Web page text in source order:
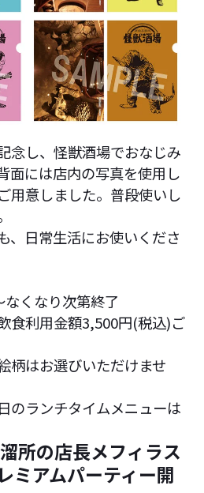
念し、怪獣酒場でおなじみ
面には店内の写真を使用し
用意しました。普段使いし
、日常生活にお使いくださ
くなり次第終了
食利用金額3,500円(税込)ご
柄はお選びいただけませ
のランチタイムメニューは
所の店長メフィラス
ミアムパーティー開